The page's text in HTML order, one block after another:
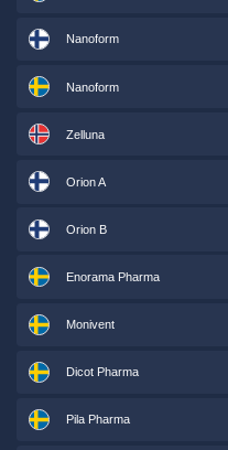
Nanoform
Nanoform
Zelluna
Orion A
Orion B
Enorama Pharma
Monivent
Dicot Pharma
Pila Pharma